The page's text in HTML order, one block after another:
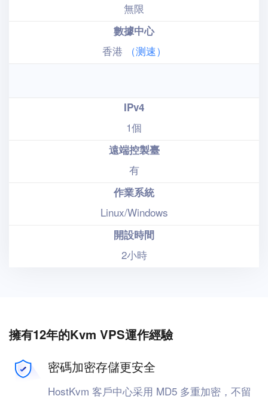
無限
數據中心
香港 （测速）
IPv4
1個
遠端控製臺
有
作業系統
Linux/Windows
開設時間
2小時
擁有12年的Kvm VPS運作經驗
密碼加密存儲更安全
HostKvm 客戶中心采用 MD5 多重加密，不留